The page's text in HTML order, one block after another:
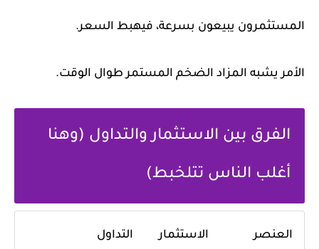
المستثمرون يبيعون بسرعة، فيهبط السعر.
الأمر يشبه المزاد الضخم المستمر طوال الوقت.
الفرق بين الاستثمار والتداول (وهنا
أغلب الناس تتلخبط)
العنصر الاستثمار التداول